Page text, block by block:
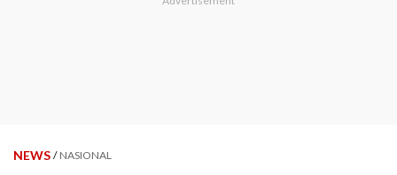
NEWS / NASIONAL